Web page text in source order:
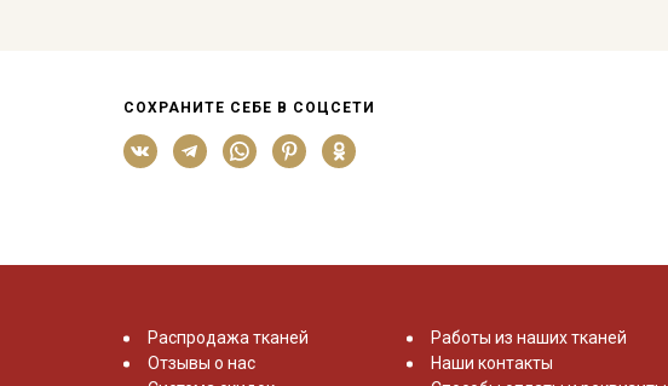
СОХРАНИТЕ СЕБЕ В СОЦСЕТИ
Распродажа тканей
Отзывы о нас
Работы из наших тканей
Наши контакты